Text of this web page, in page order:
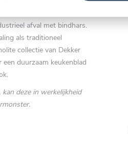
afval met bindhars.
als traditioneel
collectie van Dekker
duurzaam keukenblad
deze in werkelijkheid
der